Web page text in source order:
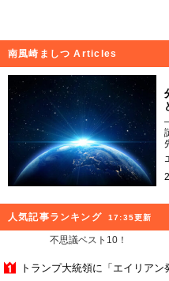
南風崎ましつ Articles
人気記事ランキング 17:35更新
不思議ベスト10！
トランプ大統領に「エイリア